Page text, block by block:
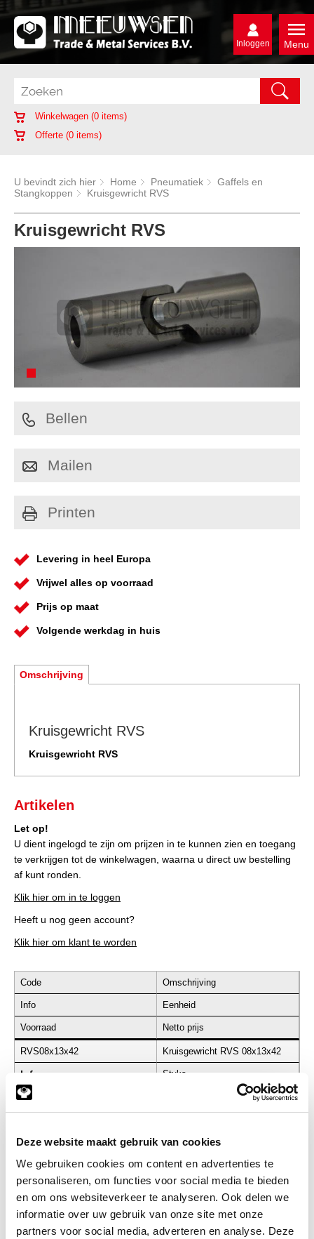
Deze website maakt gebruik van cookies
We gebruiken cookies om content en advertenties te
personaliseren, om functies voor social media te bieden
en om ons websiteverkeer te analyseren. Ook delen we
informatie over uw gebruik van onze site met onze
partners voor social media, adverteren en analyse. Deze
Menu
Inloggen
Winkelwagen (0 items)
Offerte (0 items)
U bevindt zich hier Home Pneumatiek
Gaffels en
Stangkoppen
Kruisgewricht RVS
Kruisgewricht RVS
Bellen
Mailen
Printen
Levering in heel Europa
Vrijwel alles op voorraad
Prijs op maat
Volgende werkdag in huis
Omschrijving
Kruisgewricht RVS
Kruisgewricht RVS
Artikelen
Let op!
U dient ingelogd te zijn om prijzen in te kunnen zien en toegang
te verkrijgen tot de winkelwagen, waarna u direct uw bestelling
af kunt ronden.
Klik hier om in te loggen
Heeft u nog geen account?
Klik hier om klant te worden
Code Omschrijving
Info Eenheid
Voorraad Netto prijs
RVS08x13x42 Kruisgewricht RVS 08x13x42
Info Stuks
RVS10x22x76 Kruisgewricht RVS 10x22x76